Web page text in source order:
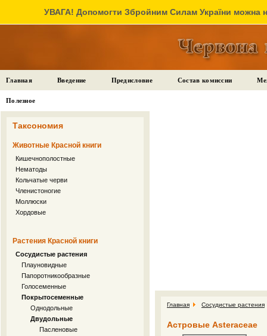
УВАГА! Допомогти Збройним Силам України можна
Главная Введение Предисловие Состав комиссии
Полезное
Таксономия
Животные Красной книги
Кишечнополостные
Нематоды
Кольчатые черви
Членистоногие
Моллюски
Хордовые
Растения Красной книги
Сосудистые растения
Плауновидные
Папоротникообразные
Голосеменные
Покрытосеменные
Однодольные
Двудольные
Пасленовые
Главная Сосудистые растения
Астровые Asteraceae